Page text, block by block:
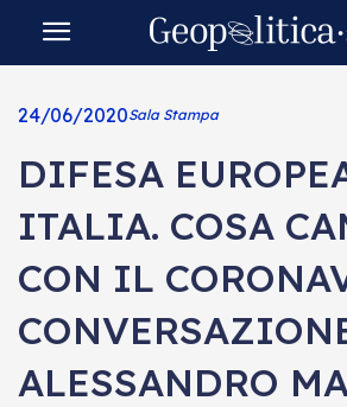
24/06/2020Sala Stampa
DIFESA
ITALIA. COSA
CON IL
ALESSANDRO